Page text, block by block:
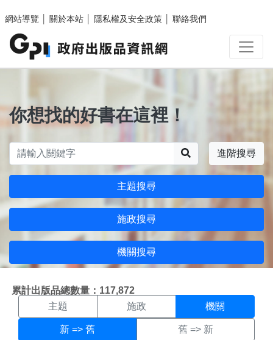
網站導覽
關於本站 隱私權及安全政策 聯絡我們
你想找的好書在這裡！
進階搜尋
主題搜尋
施政搜尋
機關搜尋
累計出版品總數量：117,872
機關搜尋結果頁面
主題 施政 機關
新 => 舊 舊 => 新